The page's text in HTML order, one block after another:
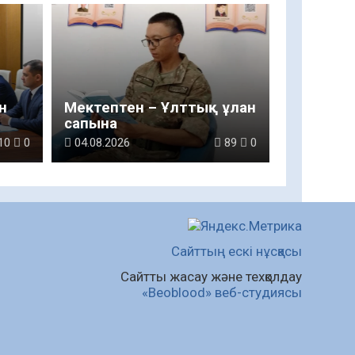
0
Мектептен – Ұлттық ұлан
сапына
04.08.2026 89 0
Сайттың ескі нұсқасы
Сайтты жасау және техқолдау
«Beoblood» веб-студиясы